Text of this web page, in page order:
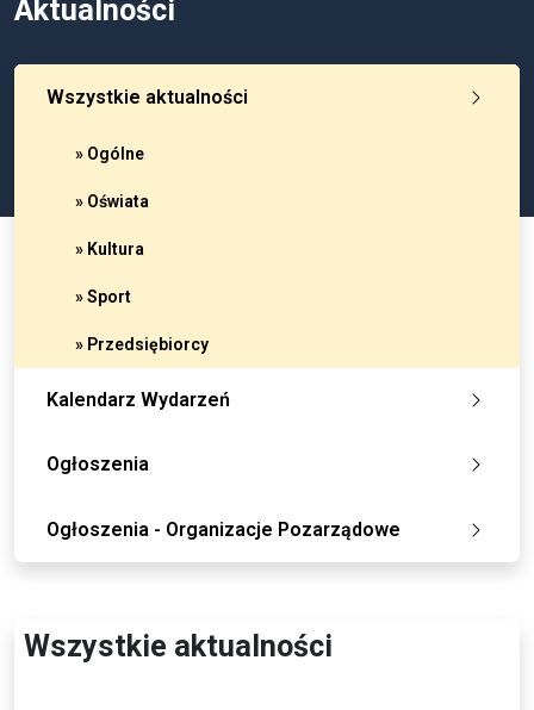
Aktualności
Wszystkie aktualności
» Ogólne
» Oświata
» Kultura
» Sport
» Przedsiębiorcy
Kalendarz Wydarzeń
Ogłoszenia
Ogłoszenia - Organizacje Pozarządowe
Wszystkie aktualności